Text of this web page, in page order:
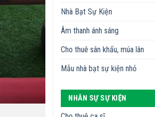
Nhà Bạt Sự Kiện
Âm thanh ánh sáng
Cho thuê sân khấu, múa lân
Mẫu nhà bạt sự kiện nhỏ
NHÂN SỰ SỰ KIỆN